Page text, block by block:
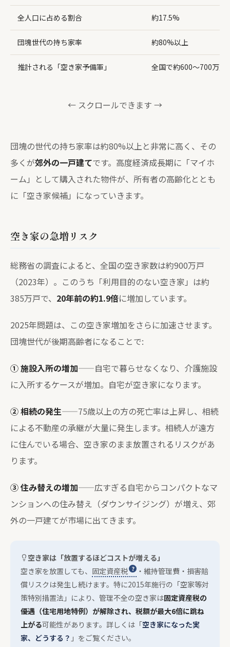
全人口に占める割合 約17.5%
団塊世代の持ち家率 約80%以上
推計される「空き家予備軍」 全国で約600〜700万戸
← スクロールできます →
団塊の世代の持ち家率は約80%以上と非常に高く、その
多くが郊外の一戸建てです。高度経済成長期に「マイホ
ーム」として購入された物件が、所有者の高齢化ととも
に「空き家候補」になっていきます。
空き家の急増リスク
総務省の調査によると、全国の空き家数は約900万戸
（2023年）。このうち「利用目的のない空き家」は約
385万戸で、 20年前の約1.9倍に増加しています。
2025年問題は、この空き家増加をさらに加速させます。
団塊世代が後期高齢者になることで:
① 施設入所の増加——自宅で暮らせなくなり、介護施設
に入所するケースが増加。自宅が空き家になります。
② 相続の発生——75歳以上の方の死亡率は上昇し、相続
による不動産の承継が大量に発生します。相続人が遠方
に住んでいる場合、空き家のまま放置されるリスクがあ
ります。
③ 住み替えの増加——広すぎる自宅からコンパクトなマ
ンションへの住み替え（ダウンサイジング）が増え、郊
外の一戸建てが市場に出てきます。
空き家は「放置するほどコストが増える」
空き家を放置しても、 固定資産税
・維持管理費・損害賠
償リスクは発生し続けます。特に2015年施行の「空家等対
策特別措置法」により、管理不全の空き家は固定資産税の
優遇（住宅用地特例）が解除され、税額が最大6倍に跳ね
上がる可能性があります。詳しくは「空き家になった実
家、どうする？ 」をご覧ください。